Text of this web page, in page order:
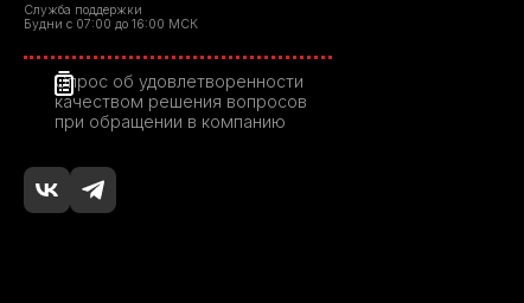
Служба поддержки
Будни с 07:00 до 16:00 МСК
Опрос об удовлетворенности
качеством решения вопросов
при обращении в компанию